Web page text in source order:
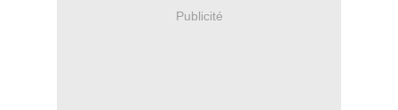
Publicité